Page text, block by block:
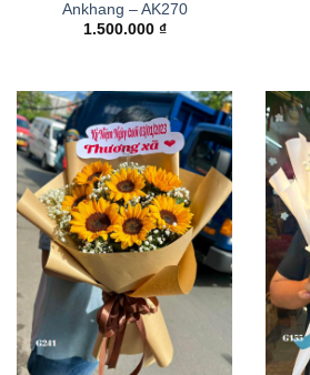
Ankhang – AK270
1.500.000 ₫